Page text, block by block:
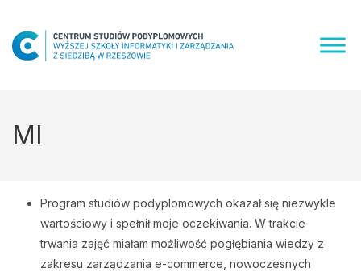
content
MI
Program studiów podyplomowych okazał się niezwykle
wartościowy i spełnił moje oczekiwania. W trakcie
trwania zajęć miałam możliwość pogłębiania wiedzy z
zakresu zarządzania e-commerce, nowoczesnych